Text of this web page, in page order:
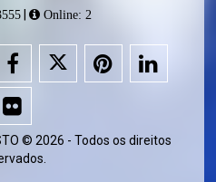
| Online: 2
© 2026 - Todos os direitos